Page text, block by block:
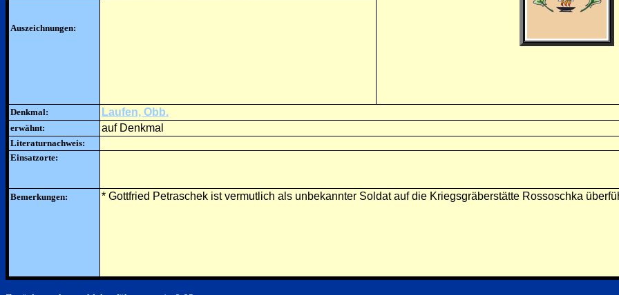
Auszeichnungen:
Denkmal: Laufen, Obb.
erwähnt: auf Denkmal
Literaturnachweis:
Einsatzorte:
Bemerkungen: * Gottfried Petraschek ist vermutlich als unbekannter Soldat auf die Kriegsgräberstätte Rossoschka